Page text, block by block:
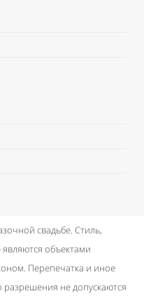
свадьбе. Стиль,
объектами
Перепечатка и иное
разрешения не допускаются